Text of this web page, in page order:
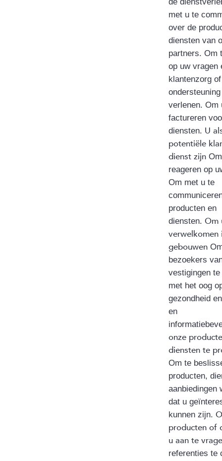
met u te
over de
diensten van
partners. Om
op uw vragen
klantenzorg
verlenen. Om
factureren
diensten. U
potentiële
dienst zijn
reageren op
Om met u te
producten en
diensten.Om
verwelkomen
gebouwen
bezoekers
vestigingen
met het oog
gezondheid
en
onze
diensten te
Om te
producten,
aanbiedingen
dat u
kunnen zijn.
producten of
u aan te
referenties te